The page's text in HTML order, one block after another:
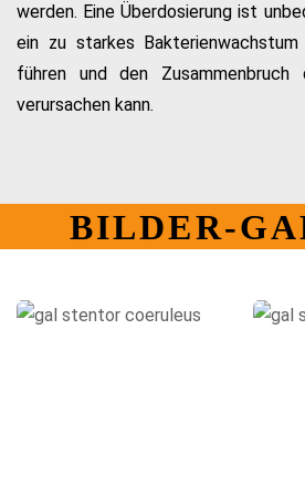
werden. Eine Überdosierung ist
ein zu starkes
führen und den
verursachen kann.
BILDER-